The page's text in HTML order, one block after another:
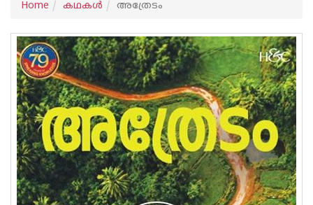
Home കഥകള്‍ അത്രേടം